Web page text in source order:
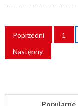
WPISÓW
Poprzedni 1
Następny
Popularne